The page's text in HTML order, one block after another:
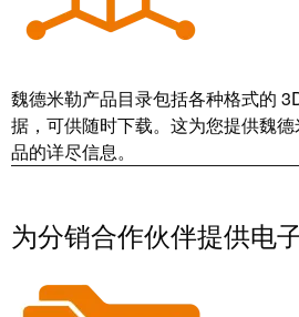
远
访
问
和
服
获
EcoVadis
奖
——
可
续
发
领
魏德米勒产品目录包括各种格式的
据，可供随时下载。这为您提供魏
品的详尽信息。
为分销合作伙伴提供电